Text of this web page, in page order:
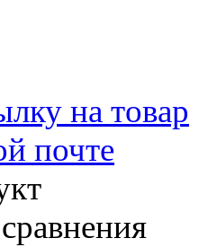
на товар
почте